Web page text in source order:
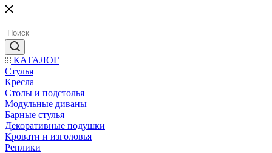
КАТАЛОГ
Стулья
Кресла
Столы и подстолья
Модульные диваны
Барные стулья
Декоративные подушки
Кровати и изголовья
Реплики